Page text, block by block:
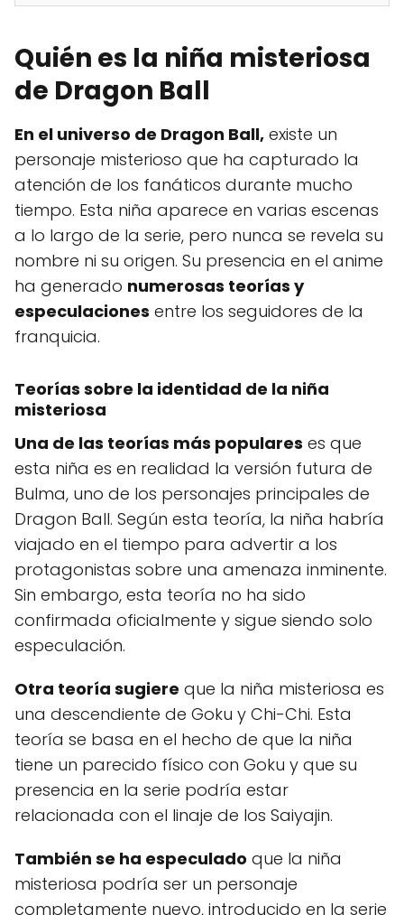
Quién es la niña misteriosa
de Dragon Ball
En el universo de Dragon Ball, existe un
personaje misterioso que ha capturado la
atención de los fanáticos durante mucho
tiempo. Esta niña aparece en varias escenas
a lo largo de la serie, pero nunca se revela su
nombre ni su origen. Su presencia en el anime
ha generado numerosas teorías y
especulaciones entre los seguidores de la
franquicia.
Teorías sobre la identidad de la niña
misteriosa
Una de las teorías más populares es que
esta niña es en realidad la versión futura de
Bulma, uno de los personajes principales de
Dragon Ball. Según esta teoría, la niña habría
viajado en el tiempo para advertir a los
protagonistas sobre una amenaza inminente.
Sin embargo, esta teoría no ha sido
confirmada oficialmente y sigue siendo solo
especulación.
Otra teoría sugiere que la niña misteriosa es
una descendiente de Goku y Chi-Chi. Esta
teoría se basa en el hecho de que la niña
tiene un parecido físico con Goku y que su
presencia en la serie podría estar
relacionada con el linaje de los Saiyajin.
También se ha especulado que la niña
misteriosa podría ser un personaje
completamente nuevo, introducido en la serie